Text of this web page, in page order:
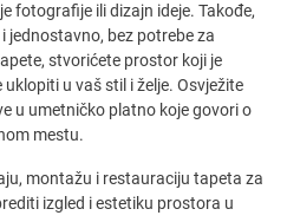
fotografije ili dizajn ideje. Takođe,
jednostavno, bez potrebe za
stvorićete prostor koji je
u vaš stil i želje. Osvježite
u umetničko platno koje govori o
mestu.
montažu i restauraciju tapeta za
izgled i estetiku prostora u